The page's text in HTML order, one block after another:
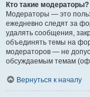
Кто такие модераторы?
Модераторы — это
ежедневно следят за
удалять сообщения,
объединять темы на
модераторов — не
обсуждаемым темам
Вернуться к началу